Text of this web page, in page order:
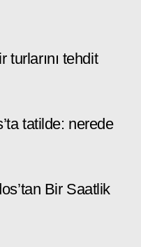
turlarını tehdit
tatilde: nerede
Bir Saatlik